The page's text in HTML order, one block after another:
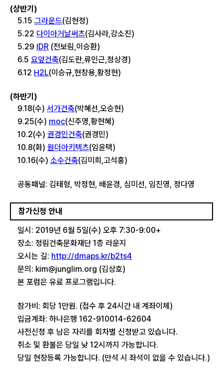
(상반기)
5.15 그라운드(김현정)
5.22 다이아거날써츠(김사라,강소진)
5.29 IDR (전보림,이승환)
6.5 요앞건축(김도란,류인근,정상경)
6.12 H2L(이승규,현창용,황정현)
(하반기)
9.18(수) 서가건축(박혜선,오승현)
9.25(수) moc(신주영,황현혜)
10.2(수) 권경민건축(권경민)
10.8(화) 원더아키텍츠(임윤택)
10.16(수) 소수건축(김미희,고석홍)
공동​패널: 김태형, 박정현, 배윤경, 심미선, 임진영, 정다영
참가신청 안내
일시: 2019년 6월 5일(수) 오후 7:30-9:00+
장소: 정림건축문화재단 1층 라운지
오시는 길: http://dmaps.kr/b2ts4
문의: kim@junglim.org (김상호)
본 포럼은 유료 프로그램입니다.
참가비: 회당 1만원. (접수 후 24시간 내 계좌이체)
입금계좌: 하나은행 162-910014-62604
사전신청 후 남은 자리를 회차별 신청받고 있습니다.
취소 및 환불은 당일 낮 12시까지 가능합니다.
당일 현장등록 가능합니다. (만석 시 좌석이 없을 수 있습니다.)